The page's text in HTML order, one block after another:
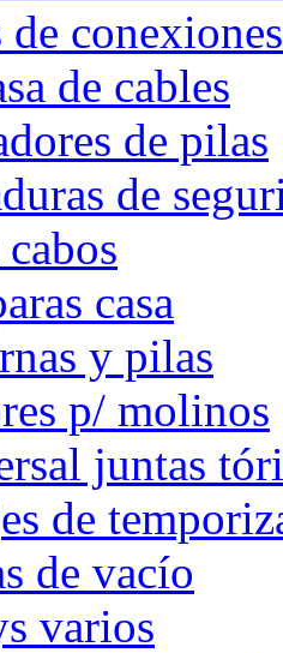
de
de cables
de pilas
de
casa
y pilas
p/ molinos
juntas
de
de vacío
varios